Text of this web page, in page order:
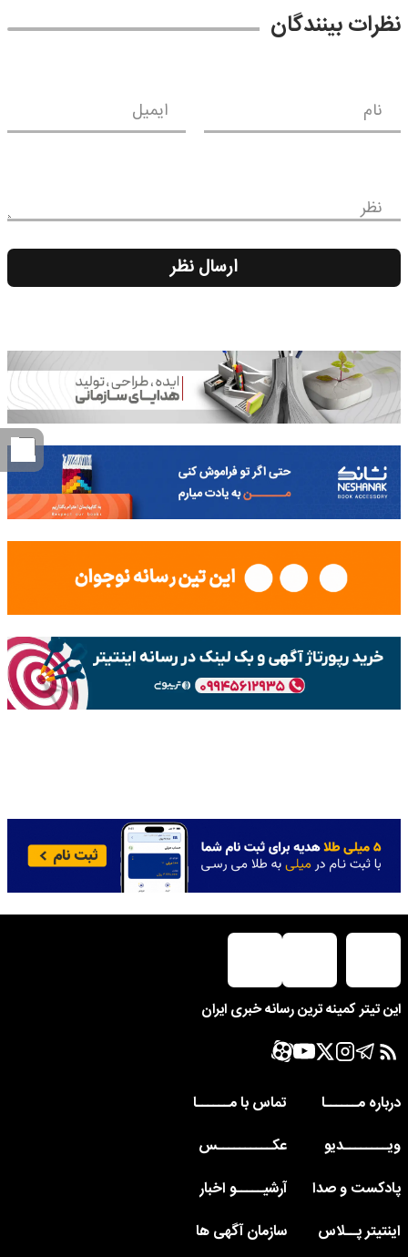
نظرات بینندگان
نام ایمیل
نظر
ارسال نظر
این تیتر کمینه ترین رسانه خبری ایران
درباره مــــــا
تماس با مــــــا
ویــــــــدیو
عکــــــــــس
پادکست و صدا
آرشیـــــو اخبار
اینتیتر پــلاس
سازمان آگهی ها